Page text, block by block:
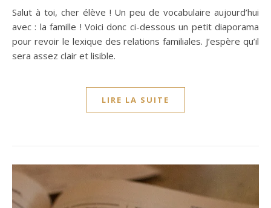
Salut à toi, cher élève ! Un peu de vocabulaire aujourd’hui
avec : la famille ! Voici donc ci-dessous un petit diaporama
pour revoir le lexique des relations familiales. J’espère qu’il
sera assez clair et lisible.
LIRE LA SUITE